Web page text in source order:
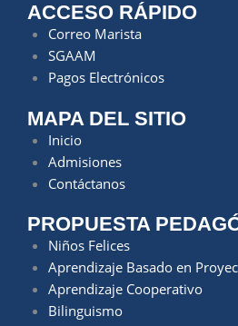
ACCESO RÁPIDO
Correo Marista
SGAAM
Pagos Electrónicos
MAPA DEL SITIO
Inicio
Admisiones
Contáctanos
PROPUESTA
Niños Felices
Aprendizaje Basado en
Aprendizaje Cooperativo
Bilinguismo